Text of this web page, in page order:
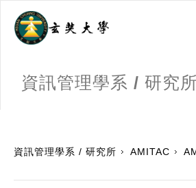
資訊管理學系 / 研究所
資訊管理學系 / 研究所 AMITAC